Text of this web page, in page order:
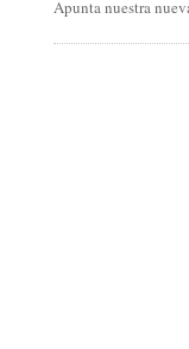
Apunta nuestra